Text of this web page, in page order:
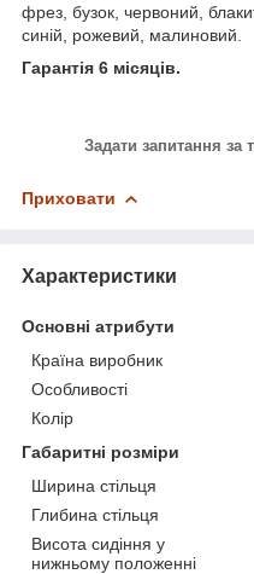
фрез, бузок, червоний,
синій, рожевий, малиновий.
Гарантія 6 місяців.
Задати запитання за
Приховати
Характеристики
Основні атрибути
Країна виробник
Особливості
Колір
Габаритні розміри
Ширина стільця
Глибина стільця
Висота сидіння у
нижньому положенні